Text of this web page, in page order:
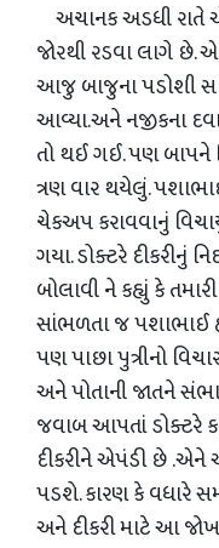
અચાનક અડધી રાતે
જોરથી રડવા લાગે છે.
આજુ બાજુના પડોશી
આવ્યા.અને નજીકના
તો થઈ ગઈ. પણ બાપને
ત્રણ વાર થયેલું.
ચેકઅપ કરાવવાનું
ગયા. ડોક્ટરે દીકરીનું
બોલાવી ને કહ્યું કે
સાંભળતા જ પશાભાઈ
પણ પાછા પુત્રીનો
અને પોતાની જાતને
જવાબ આપતાં ડોક્ટરે
દીકરીને એપંડી છે
પડશે. કારણ કે વધારે
અને દીકરી માટે આ